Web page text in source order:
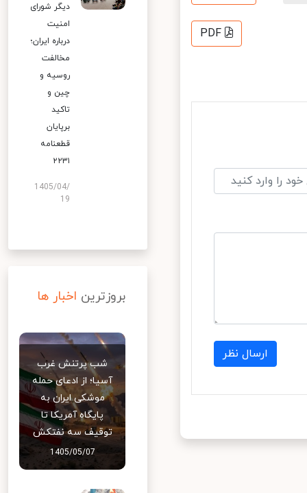
PDF
ارسال نظر
دیگر شورای
امنیت
درباره ایران؛
مخالفت
روسیه و
چین و
تاکید
برپایان
قطعنامه
۲۲۳۱
1405/04/
19
بروزترین اخبار ها
شب پرتنش غرب
آسیا؛ از ادعای حمله
موشکی ایران به
پایگاه آمریکا تا
توقیف سه نفتکش
1405/05/07